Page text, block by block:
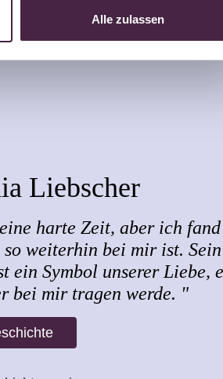
Alle zulassen
Liebscher
harte Zeit, aber ich
so weiterhin bei mir ist.
ein Symbol unserer Liebe,
bei mir tragen werde. "